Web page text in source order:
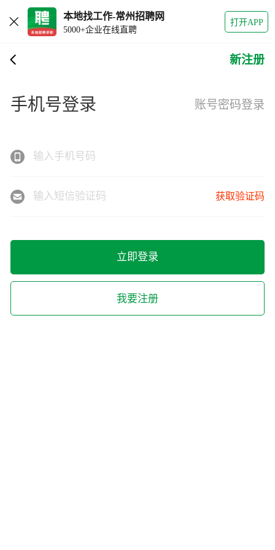
本地找工作-常州招聘网
5000+企业在线直聘
打开APP
新注册
手机号登录 账号密码登录
输入手机号码
输入短信验证码 获取验证码
立即登录
我要注册
确定
确定